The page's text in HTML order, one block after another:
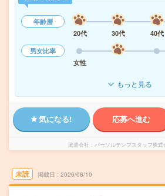
年齢層
20代
30代 40代
男女比率
女性
もっと見る
気になる! 応募へ進む
派遣会社 パーソルテンプスタッフ株
未読 掲載日 2026/08/10